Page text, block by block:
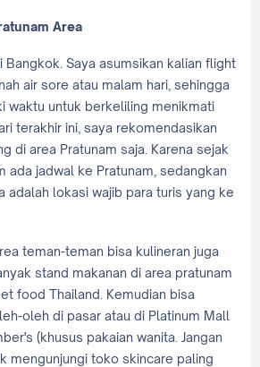
Area
Bangkok. Saya asumsikan kalian flight
air sore atau malam hari, sehingga
waktu untuk berkeliling menikmati
terakhir ini, saya rekomendasikan
di area Pratunam saja. Karena sejak
ada jadwal ke Pratunam, sedangkan
adalah lokasi wajib para turis yang ke
teman-teman bisa kulineran juga
stand makanan di area pratunam
food Thailand. Kemudian bisa
oleh di pasar atau di Platinum Mall
(khusus pakaian wanita. Jangan
mengunjungi toko skincare paling